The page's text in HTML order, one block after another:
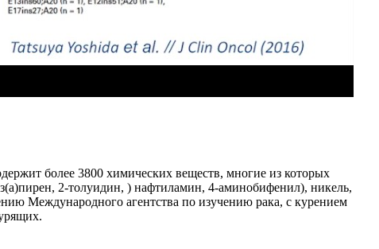
более 3800 химических веществ, многие из которых
2-толуидин, ) нафтиламин, 4-аминобифенил), никель,
Международного агентства по изучению рака, с курением